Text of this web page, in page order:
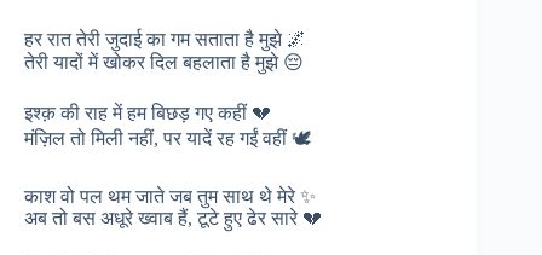
हर रात तेरी जुदाई का गम सताता है मुझे 🌌
तेरी यादों में खोकर दिल बहलाता है मुझे 😔
इश्क़ की राह में हम बिछड़ गए कहीं 💔
मंज़िल तो मिली नहीं, पर यादें रह गईं वहीं 🕊️
काश वो पल थम जाते जब तुम साथ थे मेरे ✨
अब तो बस अधूरे ख्वाब हैं, टूटे हुए ढेर सारे 💔